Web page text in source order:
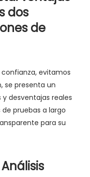
dos
de
evitamos
se presenta un
desventajas reales
pruebas a largo
para su